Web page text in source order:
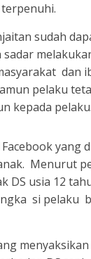
sudah
dan
pelaku
kepada pelaku.
yang
Menurut
DS usia 12
si pelaku